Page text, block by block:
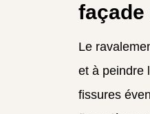
façade
Le
et à peindre
fissures